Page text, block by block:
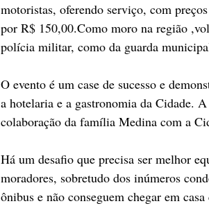
motoristas, oferendo serviço, com
por R$ 150,00.Como moro na região
polícia militar, como da guarda
O evento é um case de sucesso e
a hotelaria e a gastronomia da Cidade.
colaboração da família Medina com a
Há um desafio que precisa ser melhor
moradores, sobretudo dos inúmeros
ônibus e não conseguem chegar em